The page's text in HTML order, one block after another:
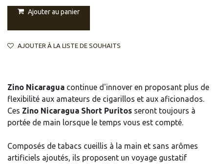
Ajouter au panier
AJOUTER À LA LISTE DE SOUHAITS
Zino Nicaragua continue d'innover en proposant plus de
flexibilité aux amateurs de cigarillos et aux aficionados.
Ces Zino Nicaragua Short Puritos seront toujours à
portée de main lorsque le temps vous est compté.
Composés de tabacs cueillis à la main et sans arômes
artificiels ajoutés, ils proposent un voyage gustatif